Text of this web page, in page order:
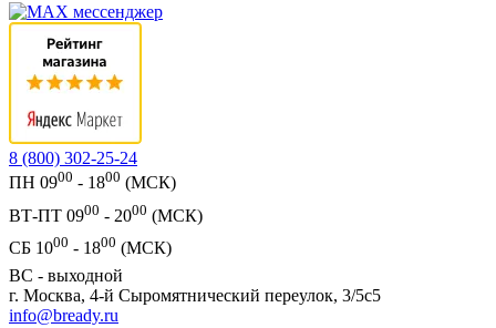
8 (800) 302-25-24
ПН 0900 - 1800 (МСК)
ВТ-ПТ 0900 - 2000 (МСК)
СБ 1000 - 1800 (МСК)
ВС - выходной
г. Москва, 4-й Сыромятнический переулок, 3/5с5
info@bready.ru